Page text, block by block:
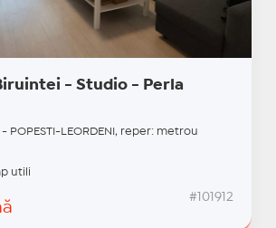
- Studio - Perla
POPESTI-LEORDENI, reper: metrou
utili
#101912